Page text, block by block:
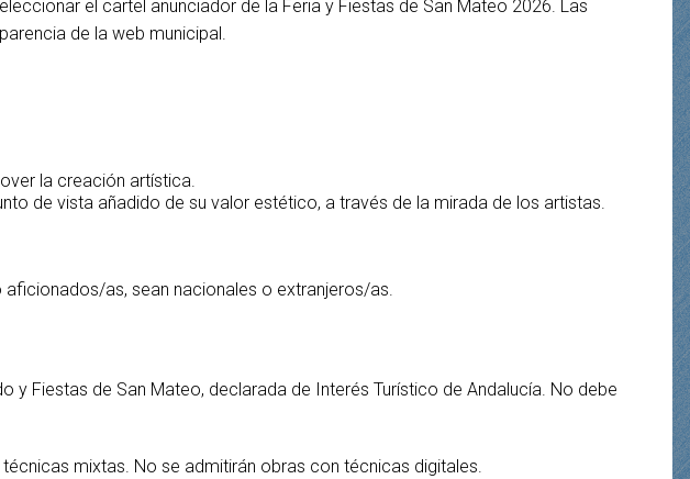
el cartel anunciador de la Feria y Fiestas de San Mateo 2026. Las
de la web municipal.
la creación artística.
de vista añadido de su valor estético, a través de la mirada de los artistas.
as, sean nacionales o extranjeros/as.
y Fiestas de San Mateo, declarada de Interés Turístico de Andalucía. No debe
mixtas. No se admitirán obras con técnicas digitales.